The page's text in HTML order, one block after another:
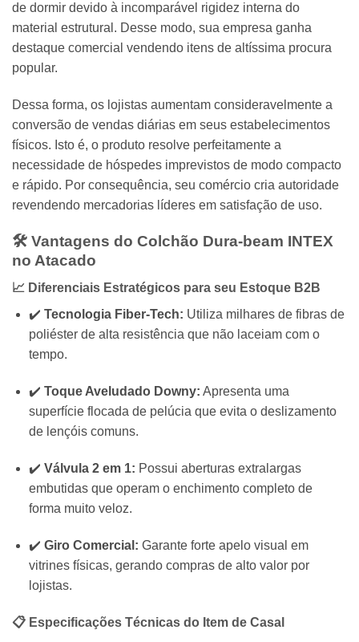
de dormir devido à incomparável rigidez interna do
material estrutural. Desse modo, sua empresa ganha
destaque comercial vendendo itens de altíssima procura
popular.
Dessa forma, os lojistas aumentam consideravelmente a
conversão de vendas diárias em seus estabelecimentos
físicos. Isto é, o produto resolve perfeitamente a
necessidade de hóspedes imprevistos de modo compacto
e rápido. Por consequência, seu comércio cria autoridade
revendendo mercadorias líderes em satisfação de uso.
🛠️ Vantagens do Colchão Dura-beam INTEX
no Atacado
📈 Diferenciais Estratégicos para seu Estoque B2B
✔️ Tecnologia Fiber-Tech: Utiliza milhares de fibras de
poliéster de alta resistência que não laceiam com o
tempo.
✔️ Toque Aveludado Downy: Apresenta uma
superfície flocada de pelúcia que evita o deslizamento
de lençóis comuns.
✔️ Válvula 2 em 1: Possui aberturas extralargas
embutidas que operam o enchimento completo de
forma muito veloz.
✔️ Giro Comercial: Garante forte apelo visual em
vitrines físicas, gerando compras de alto valor por
lojistas.
📋 Especificações Técnicas do Item de Casal